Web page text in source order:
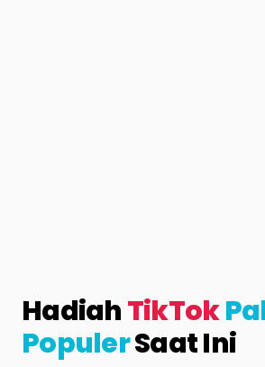
HadiahTikTok
PopulerSaat Ini